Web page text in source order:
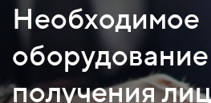
Необходимое
получения